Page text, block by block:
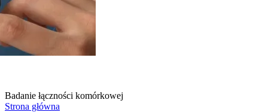
Badanie łączności komórkowej
Strona główna